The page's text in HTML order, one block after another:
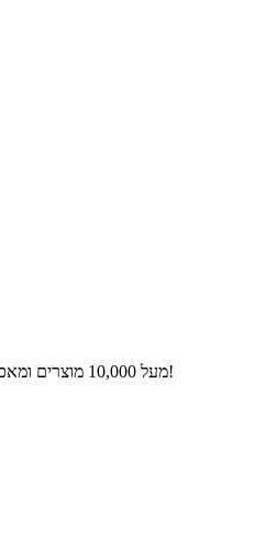
מעל 10,000 מוצרים ומאכלים במאגר עם ערכים תזונתיים!